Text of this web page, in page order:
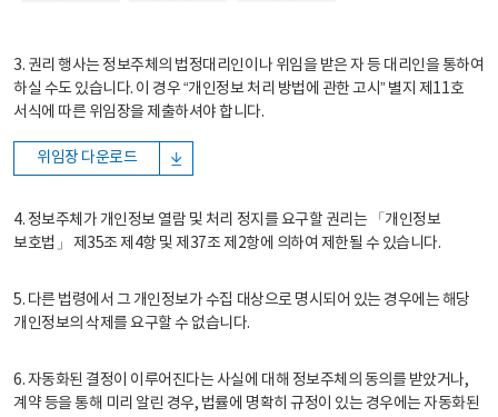
3. 권리 행사는 정보주체의 법정대리인이나 위임을 받은 자 등 대리인을 통하여
하실 수도 있습니다. 이 경우 “개인정보 처리 방법에 관한 고시” 별지 제11호
서식에 따른 위임장을 제출하셔야 합니다.
위임장 다운로드
4. 정보주체가 개인정보 열람 및 처리 정지를 요구할 권리는 「개인정보
보호법」 제35조 제4항 및 제37조 제2항에 의하여 제한될 수 있습니다.
5. 다른 법령에서 그 개인정보가 수집 대상으로 명시되어 있는 경우에는 해당
개인정보의 삭제를 요구할 수 없습니다.
6. 자동화된 결정이 이루어진다는 사실에 대해 정보주체의 동의를 받았거나,
계약 등을 통해 미리 알린 경우, 법률에 명확히 규정이 있는 경우에는 자동화된